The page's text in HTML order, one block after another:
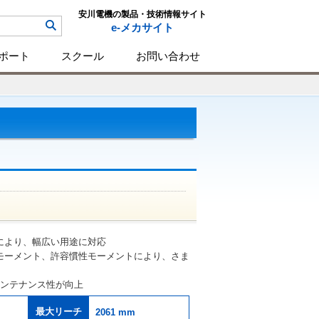
安川電機の製品・技術情報サイト
e-メカサイト
ート スクール お問い合わせ
より、幅広い用途に対応
メント、許容慣性モーメントにより、さま
テナンス性が向上
最大リーチ 2061 mm